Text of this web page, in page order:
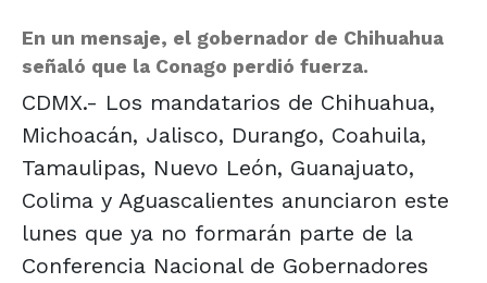
En un mensaje, el gobernador de Chihuahua
señaló que la Conago perdió fuerza.
CDMX.- Los mandatarios de Chihuahua,
Michoacán, Jalisco, Durango, Coahuila,
Tamaulipas, Nuevo León, Guanajuato,
Colima y Aguascalientes anunciaron este
lunes que ya no formarán parte de la
Conferencia Nacional de Gobernadores